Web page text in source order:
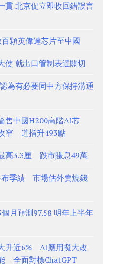
貫 北京促立即收回錯誤言
顆英偉達芯片至中國
使 就出口管制表達關切
為有必要同中方保持溝通
售中國H200高階AI芯
窄 道指升493點
高3.3厘 跌市賺息49萬
布季績 市場估外賣燒錢
月預測97.58 明年上半年
升近6% AI應用擬大改
全面對標ChatGPT